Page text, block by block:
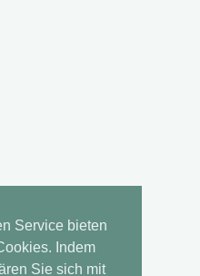
Service bieten
Indem
Sie sich mit